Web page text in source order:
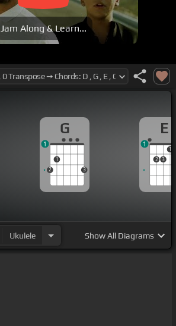
Jam Along & Learn...
G
2
1
3
1
E
2 3
1
1
Ukulele ShowAll Diagrams